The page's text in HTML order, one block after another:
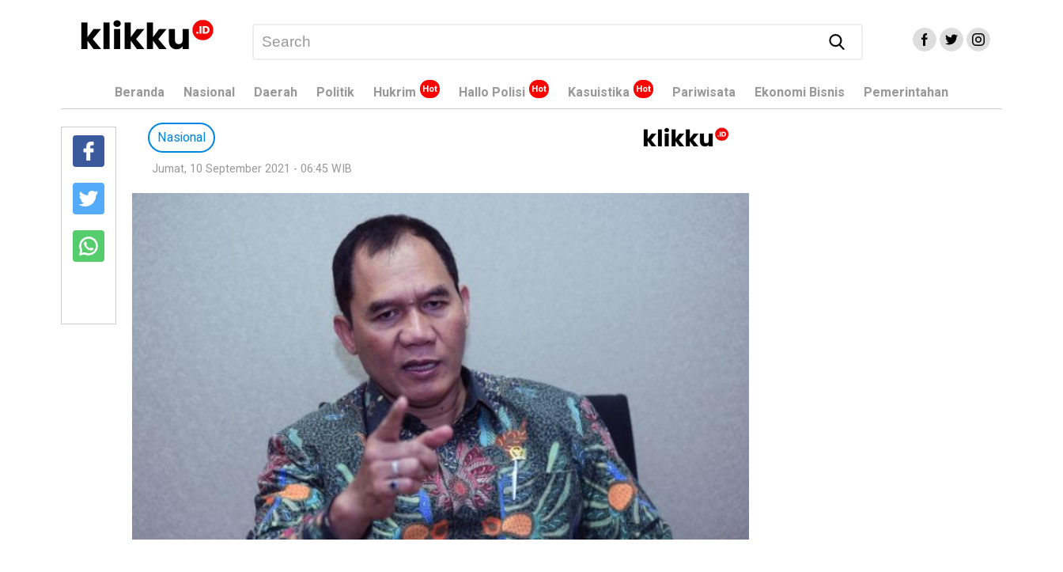
Beranda Nasional Daerah Politik Hukrim Hallo Polisi Kasuistika Pariwisata Ekonomi Bisnis Pemerintahan
Nasional
Jumat, 10 September 2021 - 06:45 WIB